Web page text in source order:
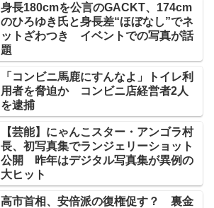
身長180cmを公言のGACKT、174cm
のひろゆき氏と身長差“ほぼなし”でネ
ットざわつき イベントでの写真が話
題
「コンビニ馬鹿にすんなよ」トイレ利
用者を脅迫か コンビニ店経営者2人
を逮捕
【芸能】にゃんこスター・アンゴラ村
長、初写真集でランジェリーショット
公開 昨年はデジタル写真集が異例の
大ヒット
高市首相、安倍派の復権促す？ 裏金